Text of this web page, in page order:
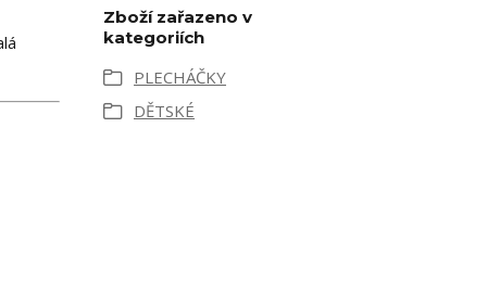
Zboží zařazeno v
kategoriích
PLECHÁČKY
DĚTSKÉ